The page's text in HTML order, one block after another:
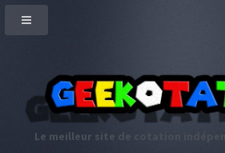
Le meilleur site de cotation